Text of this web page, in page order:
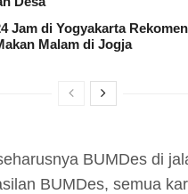
Jam di Yogyakarta
Malam di Jogja
BUMDes di
BUMDes, semua